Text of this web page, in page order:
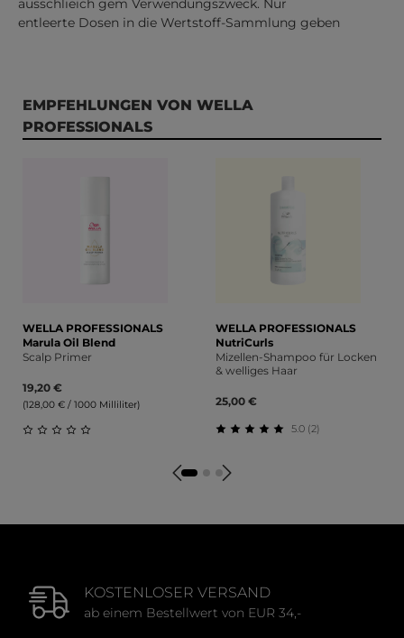
ausschlieich gem Verwendungszweck. Nur
entleerte Dosen in die Wertstoff-Sammlung geben
Produktgalerie überspringen
EMPFEHLUNGEN VON WELLA
PROFESSIONALS
WELLA PROFESSIONALS
Marula Oil Blend
Scalp Primer
19,20 €
(128,00 € / 1000 Milliliter)
WELLA PROFESSIONALS
NutriCurls
Mizellen-Shampoo für Locken
& welliges Haar
25,00 €
5.0 (2)
KOSTENLOSER VERSAND
ab einem Bestellwert von EUR 34,-